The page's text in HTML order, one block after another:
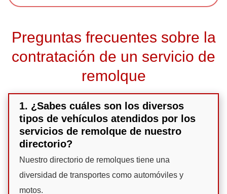
Preguntas frecuentes sobre la
contratación de un servicio de
remolque
1. ¿Sabes cuáles son los diversos
tipos de vehículos atendidos por los
servicios de remolque de nuestro
directorio?
Nuestro directorio de remolques tiene una
diversidad de transportes como automóviles y
motos.